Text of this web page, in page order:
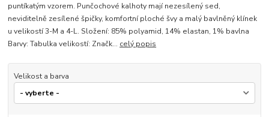
puntíkatým vzorem. Punčochové kalhoty mají nezesílený sed,
neviditelně zesílené špičky, komfortní ploché švy a malý bavlněný klínek
u velikostí 3-M a 4-L. Složení: 85% polyamid, 14% elastan, 1% bavlna
Barvy: Tabulka velikostí: Značk... celý popis
Velikost a barva